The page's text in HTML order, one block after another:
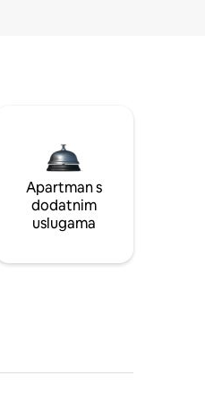
Apartman s
dodatnim
uslugama